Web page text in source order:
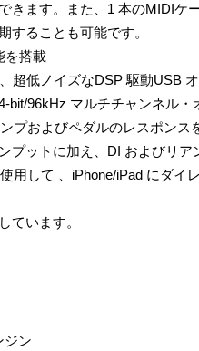
きます。また、1 本のMIDIケ
することも可能です。
を搭載
超低ノイズなDSP 駆動USB
bit/96kHz マルチチャンネル・
プおよびペダルのレスポンス
プットに加え、DI およびリア
用して 、iPhone/iPad にダイ
ています。
ジン